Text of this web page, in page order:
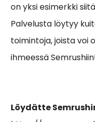
on yksi esimerkki
Palvelusta löytyy
toimintoja, joista voi
ihmeessä
Löydätte